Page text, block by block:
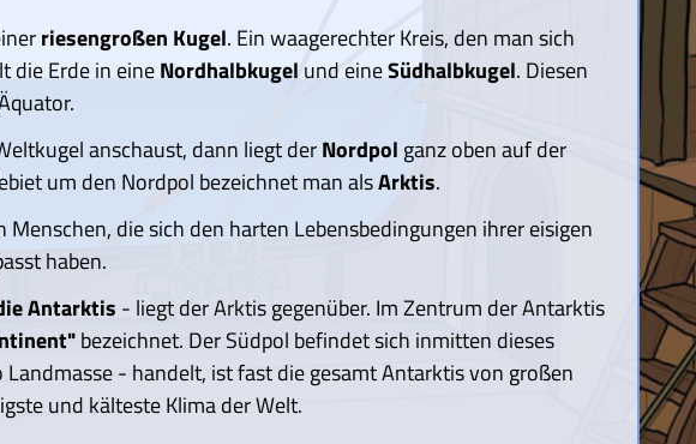
riesengroßen Kugel. Ein waagerechter Kreis, den man sich
die Erde in eineNordhalbkugel und eineSüdhalbkugel. Diesen
anschaust, dann liegt derNordpol ganz oben auf der
um den Nordpol bezeichnet man alsArktis.
Menschen, die sich den harten Lebensbedingungen ihrer eisigen
haben.
Antarktis - liegt der Arktis gegenüber. Im Zentrum der Antarktis
bezeichnet. Der Südpol befindet sich inmitten dieses
- handelt, ist fast die gesamt Antarktis von großen
und kälteste Klima der Welt.